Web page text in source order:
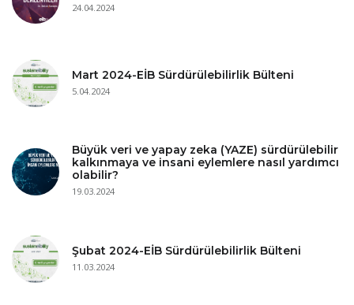
24.04.2024
Mart 2024-EİB Sürdürülebilirlik Bülteni
5.04.2024
Büyük veri ve yapay zeka (YAZE) sürdürülebilir
kalkınmaya ve insani eylemlere nasıl yardımcı
olabilir?
19.03.2024
Şubat 2024-EİB Sürdürülebilirlik Bülteni
11.03.2024